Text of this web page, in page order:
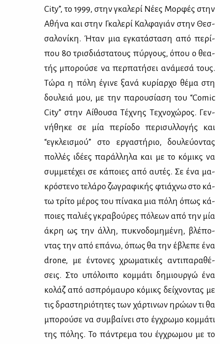
City”, το 1999, στην γκα­λε­ρί Νέ­ες Μορ­φές στην
Αθή­να και στην Γκα­λε­ρί Καλ­φα­γιάν στην Θεσ­
σα­λο­νί­κη. Ήταν μια εγκα­τά­στα­ση από πε­ρί­
που 80 τρισ­διά­στα­τους πύρ­γους, όπου ο θε­α­
τής μπο­ρού­σε να περ­πα­τή­σει ανά­με­σά τους.
Τώ­ρα η πό­λη έγι­νε ξα­νά κυ­ρί­αρ­χο θέ­μα στη
δου­λειά μου, με την πα­ρου­σί­α­ση του “Comic
City” στην Αί­θου­σα Τέ­χνης Τε­χνο­χώ­ρος. Γεν­
νή­θη­κε σε μία πε­ρί­ο­δο πε­ρι­συλ­λο­γής και
“εγκλει­σμού” στο ερ­γα­στή­ριο, δου­λεύ­ο­ντας
πολ­λές ιδέ­ες πα­ράλ­λη­λα και με το κό­μικς να
συμ­με­τέ­χει σε κά­ποιες από αυ­τές. Σε ένα μα­
κρό­στε­νο τε­λά­ρο ζω­γρα­φι­κής φτιά­χνω στο κά­
τω τρί­το μέ­ρος του πί­να­κα μια πό­λη όπως κά­
ποιες πα­λιές γκρα­βού­ρες πό­λε­ων από την μία
άκρη ως την άλ­λη, πυ­κνο­δο­μη­μέ­νη, βλέ­πο­
ντας την από επά­νω, όπως θα την έβλε­πε ένα
drone, με έντο­νες χρω­μα­τι­κές αντι­πα­ρα­θέ­
σεις. Στο υπό­λοι­πο κομ­μά­τι δη­μιουρ­γώ ένα
κο­λάζ από ασπρό­μαυ­ρο κό­μικς δεί­χνο­ντας με
τις δρα­στη­ριό­τη­τες των χάρ­τι­νων ηρώ­ων τι θα
μπο­ρού­σε να συμ­βαί­νει στο έγ­χρω­μο κομ­μά­τι
της πό­λης. Το πά­ντρε­μα του έγ­χρω­μου με το